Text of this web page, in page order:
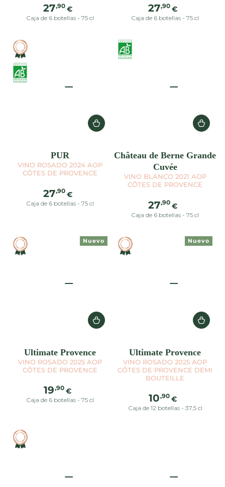
Precio
regular
27,90 €
Caja de 6 botellas - 75 cl
Precio
regular
27,90 €
Caja de 6 botellas - 75 cl
PUR
VINO ROSADO 2024 AOP
CÔTES DE PROVENCE
Precio
regular
27,90 €
Caja de 6 botellas - 75 cl
Château de Berne Grande
Cuvée
VINO BLANCO 2021 AOP
CÔTES DE PROVENCE
Precio
regular
27,90 €
Caja de 6 botellas - 75 cl
Ultimate Provence
VINO ROSADO 2025 AOP
CÔTES DE PROVENCE
Precio
regular
19,90 €
Caja de 6 botellas - 75 cl
Nuevo
Ultimate Provence
VINO ROSADO 2025 AOP
CÔTES DE PROVENCE DEMI
BOUTEILLE
Precio
regular
10,90 €
Caja de 12 botellas - 37,5 cl
Nuevo